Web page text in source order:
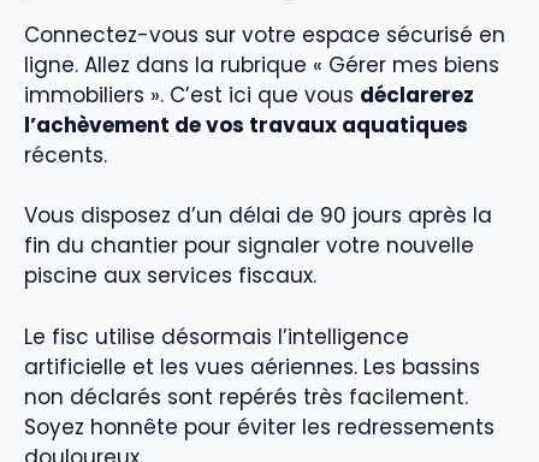
Connectez-vous sur votre espace sécurisé en
ligne. Allez dans la rubrique « Gérer mes biens
immobiliers ». C’est ici que vous déclarerez
l’achèvement de vos travaux aquatiques
récents.
Vous disposez d’un délai de 90 jours après la
fin du chantier pour signaler votre nouvelle
piscine aux services fiscaux.
Le fisc utilise désormais l’intelligence
artificielle et les vues aériennes. Les bassins
non déclarés sont repérés très facilement.
Soyez honnête pour éviter les redressements